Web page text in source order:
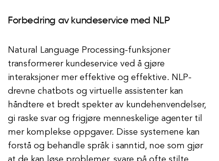
Forbedring av kundeservice med NLP
Natural Language Processing-funksjoner
transformerer kundeservice ved å gjøre
interaksjoner mer effektive og effektive. NLP-
drevne chatbots og virtuelle assistenter kan
håndtere et bredt spekter av kundehenvendelser,
gi raske svar og frigjøre menneskelige agenter til
mer komplekse oppgaver. Disse systemene kan
forstå og behandle språk i sanntid, noe som gjør